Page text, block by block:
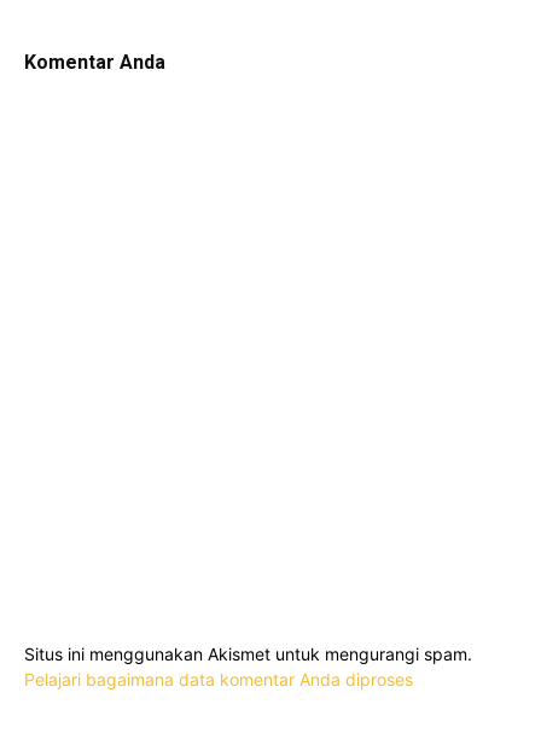
Komentar Anda
Situs ini menggunakan Akismet untuk mengurangi spam.
Pelajari bagaimana data komentar Anda diproses